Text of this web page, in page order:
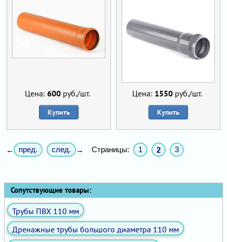
Цена: 600 руб./шт.
Купить
Цена: 1550руб./шт.
Купить
← пред. след. → Страницы: 1 2 3
Сопутствующие товары:
Трубы ПВХ 110 мм
Дренажные трубы большого диаметра 110 мм